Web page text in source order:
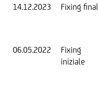
14.12.2023
Fixing
06.05.2022
Fixing
iniziale